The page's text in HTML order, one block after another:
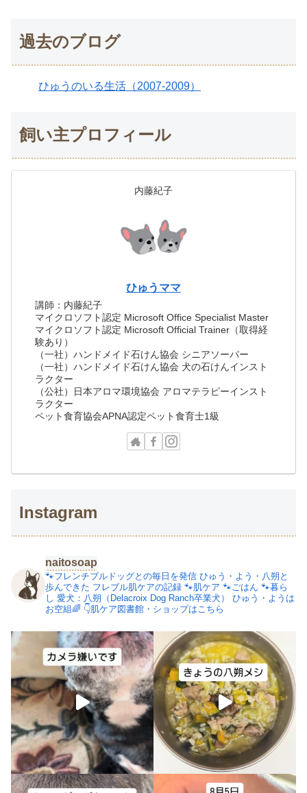
過去のブログ
ひゅうのいる生活（2007-2009）
飼い主プロフィール
内藤紀子
ひゅうママ
講師：内藤紀子
マイクロソフト認定 Microsoft Office Specialist Master
マイクロソフト認定 Microsoft Official Trainer（取得経
験あり）
（一社）ハンドメイド石けん協会 シニアソーパー
（一社）ハンドメイド石けん協会 犬の石けんインスト
ラクター
（公社）日本アロマ環境協会 アロマテラピーインスト
ラクター
ペット食育協会APNA認定ペット食育士1級
Instagram
naitosoap
🐾フレンチブルドッグとの毎日を発信 ひゅう・よう・八朔と
歩んできた フレブル肌ケアの記録 🐾肌ケア 🐾ごはん 🐾暮ら
し 愛犬：八朔（Delacroix Dog Ranch卒業犬）
ひゅう・ようは
お空組🌈 👇肌ケア図書館・ショップはこちら